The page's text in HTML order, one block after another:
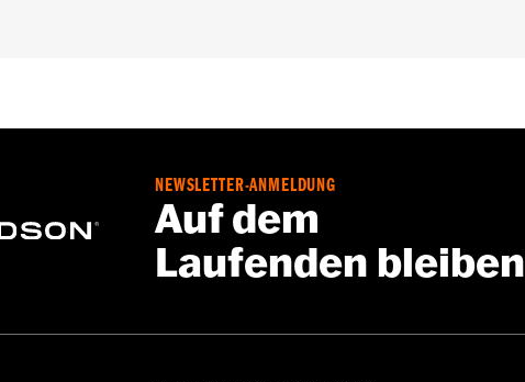
NEWSLETTER-ANMELDUNG
Auf dem
Laufenden bleiben